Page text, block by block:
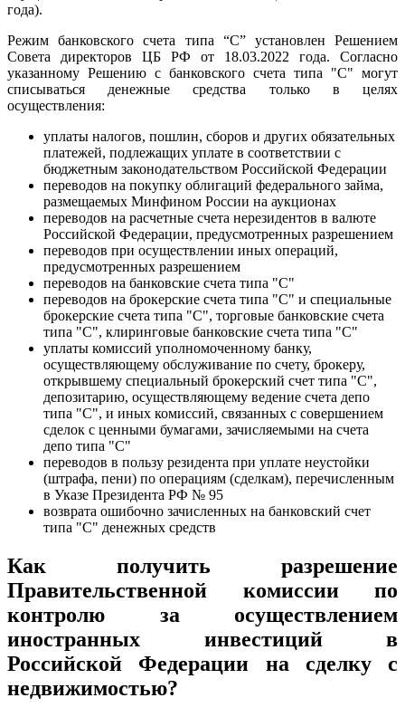
года).
Режим банковского счета типа “С” установлен Решением
Совета директоров ЦБ РФ от 18.03.2022 года. Согласно
указанному Решению с банковского счета типа "С" могут
списываться денежные средства только в целях
осуществления:
уплаты налогов, пошлин, сборов и других обязательных
платежей, подлежащих уплате в соответствии с
бюджетным законодательством Российской Федерации
переводов на покупку облигаций федерального займа,
размещаемых Минфином России на аукционах
переводов на расчетные счета нерезидентов в валюте
Российской Федерации, предусмотренных разрешением
переводов при осуществлении иных операций,
предусмотренных разрешением
переводов на банковские счета типа "С"
переводов на брокерские счета типа "С" и специальные
брокерские счета типа "С", торговые банковские счета
типа "С", клиринговые банковские счета типа "С"
уплаты комиссий уполномоченному банку,
осуществляющему обслуживание по счету, брокеру,
открывшему специальный брокерский счет типа "С",
депозитарию, осуществляющему ведение счета депо
типа "С", и иных комиссий, связанных с совершением
сделок с ценными бумагами, зачисляемыми на счета
депо типа "С"
переводов в пользу резидента при уплате неустойки
(штрафа, пени) по операциям (сделкам), перечисленным
в Указе Президента РФ № 95
возврата ошибочно зачисленных на банковский счет
типа "С" денежных средств
Как получить разрешение
Правительственной комиссии по
контролю за осуществлением
иностранных инвестиций в
Российской Федерации на сделку с
недвижимостью?